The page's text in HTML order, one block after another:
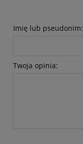
Imię lub pseudonim:
Twoja opinia: